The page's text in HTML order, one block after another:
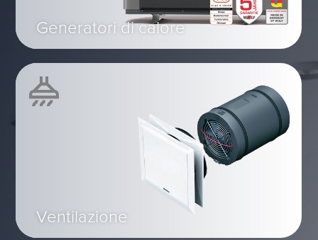
Generatori di calore
Ventilazione